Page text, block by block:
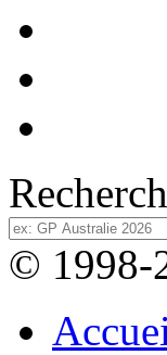
© 1998-